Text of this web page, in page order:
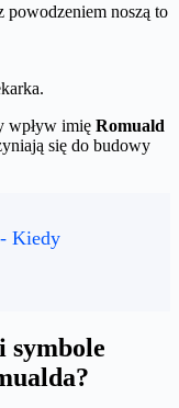
powodzeniem noszą to
wpływ imię Romuald
się do budowy
Kiedy
symbole